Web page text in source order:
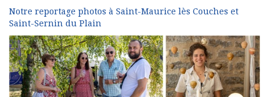
Notre reportage photos à Saint-Maurice lès Couches et
Saint-Sernin du Plain